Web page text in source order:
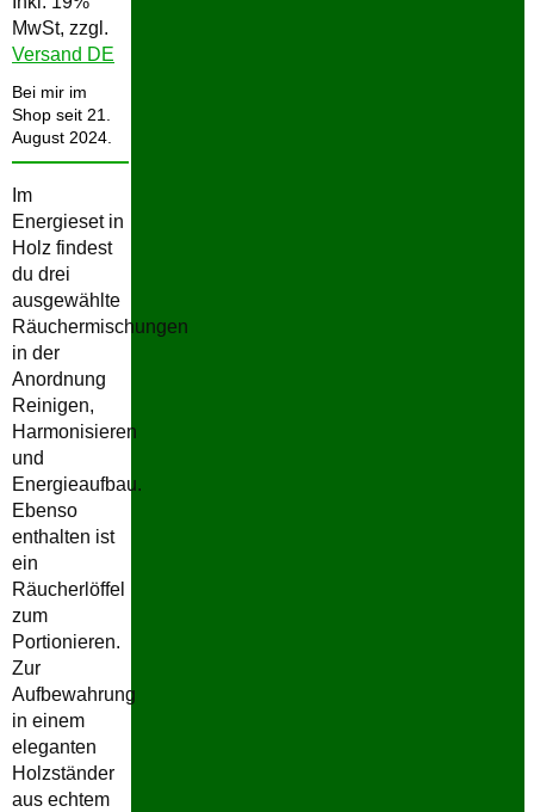
MwSt, zzgl.
Versand DE
Bei mir im
Shop seit 21.
August 2024.
Im
Energieset in
Holz findest
du drei
ausgewählte
Räuchermischungen
in der
Anordnung
Reinigen,
Harmonisieren
und
Energieaufbau.
Ebenso
enthalten ist
ein
Räucherlöffel
zum
Portionieren.
Zur
Aufbewahrung
in einem
eleganten
Holzständer
aus echtem